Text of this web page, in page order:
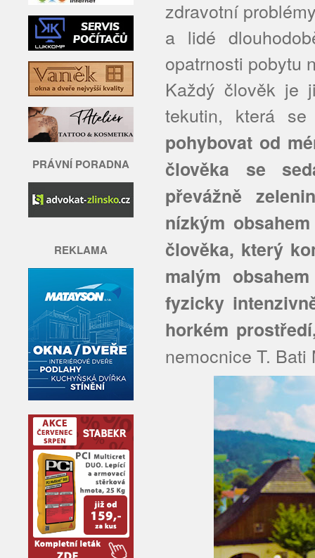
PRÁVNÍ PORADNA
REKLAMA
zdravotní
a lidé
opatrnosti pobytu
Každý člověk je
tekutin, která
pohybovat od
člověka se
převážně
nízkým
člověka, který
malým
fyzicky
horkém
nemocnice T. Bati